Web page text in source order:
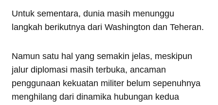
Untuk sementara, dunia masih menunggu
langkah berikutnya dari Washington dan Teheran.
Namun satu hal yang semakin jelas, meskipun
jalur diplomasi masih terbuka, ancaman
penggunaan kekuatan militer belum sepenuhnya
menghilang dari dinamika hubungan kedua